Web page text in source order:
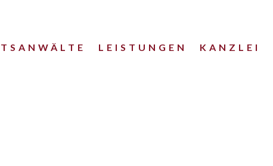
LEISTUNGEN KANZLEI